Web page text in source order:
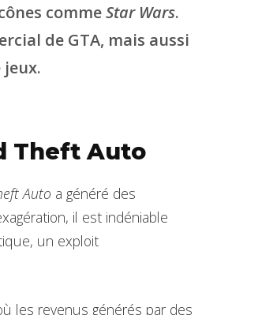
commeStar Wars.
de GTA, mais aussi
jeux.
Theft Auto
Auto a généré des
il est indéniable
un exploit
les revenus générés par des